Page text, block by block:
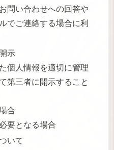
問い合わせへの回答や
でご連絡する場合に利
示
個人情報を適切に管理
第三者に開示すること
合
要となる場合
いて